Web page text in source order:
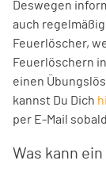
Deswegen
auch
Feuerlöscher,
Feuerlöschern
einen
kannst Du Dich
per E-Mail
Was kann